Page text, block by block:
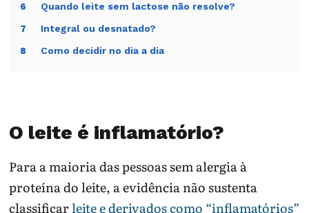
6 Quando leite sem lactose não resolve?
7 Integral ou desnatado?
8 Como decidir no dia a dia
O leite é inflamatório?
Para a maioria das pessoas sem alergia à
proteína do leite, a evidência não sustenta
classificarleite e derivados como “inflamatórios”